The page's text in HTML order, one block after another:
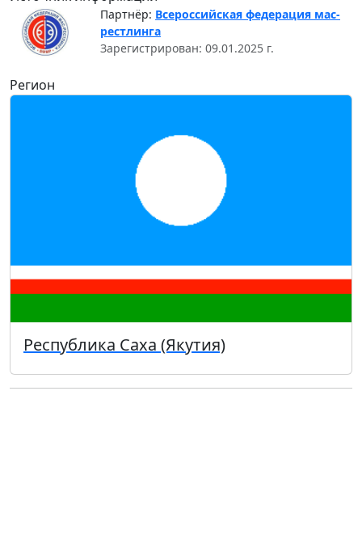
Партнёр: Всероссийская федерация мас-
рестлинга
Зарегистрирован: 09.01.2025 г.
Регион
Республика Саха (Якутия)